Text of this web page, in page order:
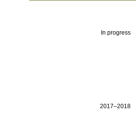
In progress
2017–2018